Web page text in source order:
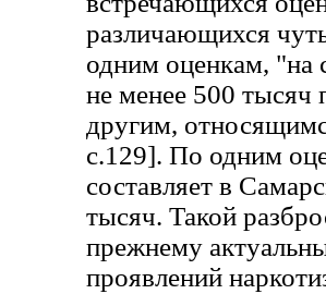
различающихся
одним оценкам, "на
не менее 500 тысяч
другим,
с.129]. По одним
составляет в
тысяч. Такой
прежнему
проявлений